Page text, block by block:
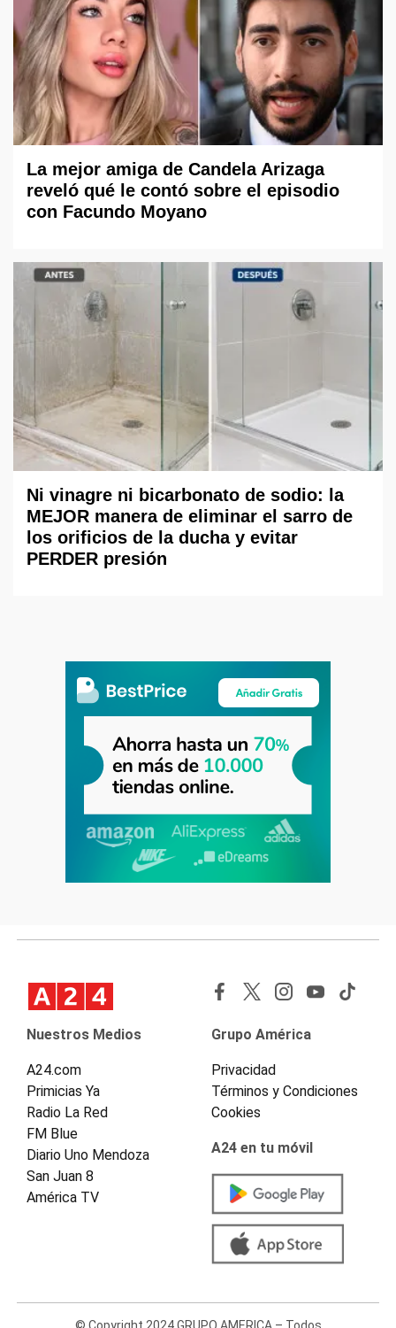
La mejor amiga de Candela Arizaga
reveló qué le contó sobre el episodio
con Facundo Moyano
Ni vinagre ni bicarbonato de sodio: la
MEJOR manera de eliminar el sarro de
los orificios de la ducha y evitar
PERDER presión
Nuestros Medios
A24.com
Primicias Ya
Radio La Red
FM Blue
Diario Uno Mendoza
San Juan 8
América TV
Grupo América
Privacidad
Términos y Condiciones
Cookies
A24 en tu móvil